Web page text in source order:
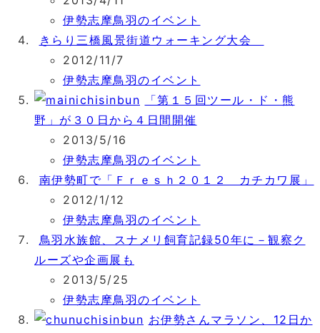
伊勢志摩鳥羽のイベント
きらり三橋風景街道ウォーキング大会
2012/11/7
伊勢志摩鳥羽のイベント
「第１５回ツール・ド・熊
野」が３０日から４日間開催
2013/5/16
伊勢志摩鳥羽のイベント
南伊勢町で「Ｆｒｅｓｈ２０１２ カチカワ展」
2012/1/12
伊勢志摩鳥羽のイベント
鳥羽水族館、スナメリ飼育記録50年に－観察ク
ルーズや企画展も
2013/5/25
伊勢志摩鳥羽のイベント
お伊勢さんマラソン、12日か